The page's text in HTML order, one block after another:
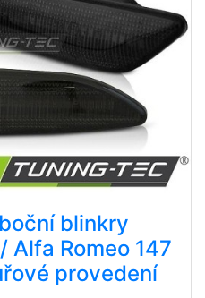
blinkry
Alfa Romeo 147
provedení